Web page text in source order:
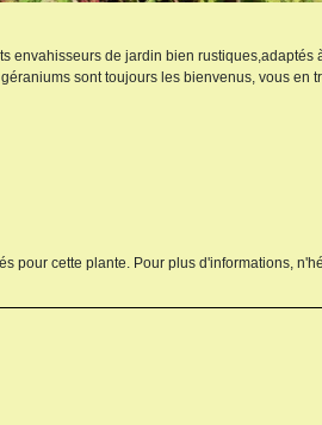
envahisseurs de jardin bien rustiques,adaptés
sont toujours les bienvenus, vous en
pour cette plante. Pour plus d'informations,